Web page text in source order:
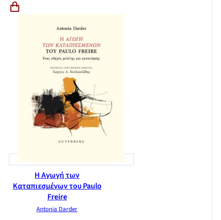
Η Αγωγή των
Καταπιεσμένων του Paulo
Freire
Antonia Darder